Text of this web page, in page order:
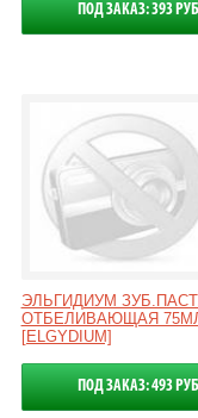
ПОД ЗАКАЗ: 393 РУБ
ЭЛЬГИДИУМ
ОТБЕЛИВАЮЩАЯ
[ELGYDIUM]
ПОД ЗАКАЗ: 493 РУБ